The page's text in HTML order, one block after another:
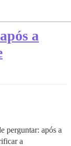
a
perguntar: após a
a